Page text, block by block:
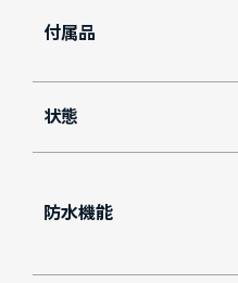
付属品
状態
防水機能